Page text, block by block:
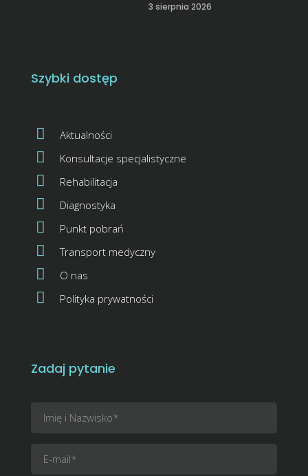
3 sierpnia 2026
Szybki dostęp
Aktualności
Konsultacje specjalistyczne
Rehabilitacja
Diagnostyka
Punkt pobrań
Transport medyczny
O nas
Polityka prywatności
Zadaj pytanie